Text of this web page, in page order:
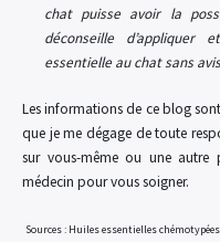
chat puisse avoir la
déconseille
essentielle au chat sans
Les informations de ce blog
que je me dégage de toute
sur vous-même ou une autre
médecin pour vous soigner.
Sources : Huiles essentielles